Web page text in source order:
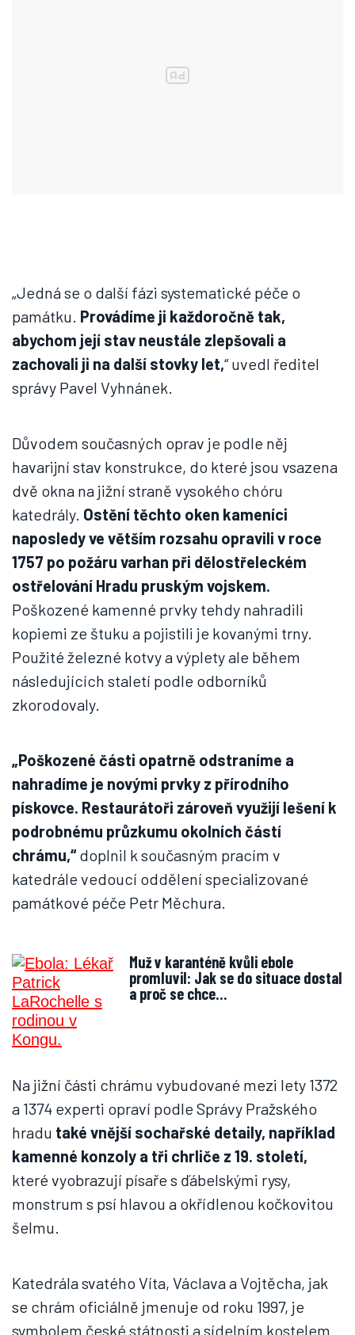
„Jedná se o další fázi systematické péče o
památku. Provádíme ji každoročně tak,
abychom její stav neustále zlepšovali a
zachovali ji na další stovky let,“ uvedl ředitel
správy Pavel Vyhnánek.
Důvodem současných oprav je podle něj
havarijní stav konstrukce, do které jsou vsazena
dvě okna na jižní straně vysokého chóru
katedrály. Ostění těchto oken kameníci
naposledy ve větším rozsahu opravili v roce
1757 po požáru varhan při dělostřeleckém
ostřelování Hradu pruským vojskem.
Poškozené kamenné prvky tehdy nahradili
kopiemi ze štuku a pojistili je kovanými trny.
Použité železné kotvy a výplety ale během
následujících staletí podle odborníků
zkorodovaly.
„Poškozené části opatrně odstraníme a
nahradíme je novými prvky z přírodního
pískovce. Restaurátoři zároveň využijí lešení k
podrobnému průzkumu okolních částí
chrámu,“doplnil k současným pracím v
katedrále vedoucí oddělení specializované
památkové péče Petr Měchura.
Muž v karanténě kvůli ebole
promluvil: Jak se do situace dostal
a proč se chce…
Na jižní části chrámu vybudované mezi lety 1372
a 1374 experti opraví podle Správy Pražského
hradu také vnější sochařské detaily, například
kamenné konzoly a tři chrliče z 19. století,
které vyobrazují písaře s ďábelskými rysy,
monstrum s psí hlavou a okřídlenou kočkovitou
šelmu.
Katedrála svatého Víta, Václava a Vojtěcha, jak
se chrám oficiálně jmenuje od roku 1997, je
symbolem české státnosti a sídelním kostelem